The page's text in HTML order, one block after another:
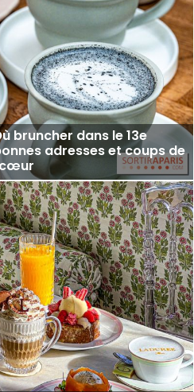
bruncher dans le 13e
adresses et coups de